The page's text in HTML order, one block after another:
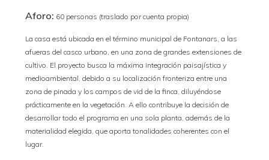
Aforo: 60 personas (traslado por cuenta propia)
La casa está ubicada en el término municipal de Fontanars, a las
afueras del casco urbano, en una zona de grandes extensiones de
cultivo. El proyecto busca la máxima integración paisajística y
medioambiental, debido a su localización fronteriza entre una
zona de pinada y los campos de vid de la finca, diluyéndose
prácticamente en la vegetación. A ello contribuye la decisión de
desarrollar todo el programa en una sola planta, además de la
materialidad elegida, que aporta tonalidades coherentes con el
lugar.